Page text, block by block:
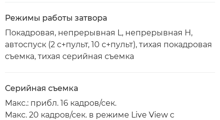
Режимы работы затвора
Покадровая, непрерывная L, непрерывная H,
автоспуск (2 с+пульт, 10 с+пульт), тихая покадровая
съемка, тихая серийная съемка
Серийная съемка
Макс.: прибл. 16 кадров/сек.
Макс. 20 кадров/сек. в режиме Live View с